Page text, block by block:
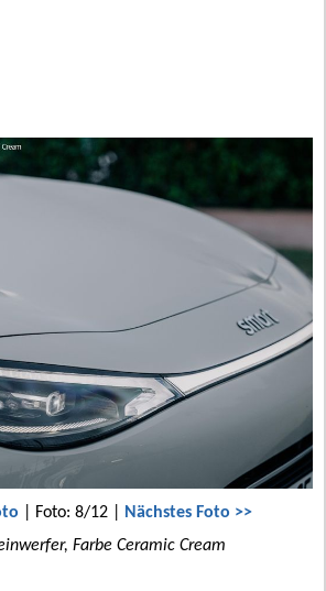
| Foto: 8/12 | Nächstes Foto >>
Farbe Ceramic Cream